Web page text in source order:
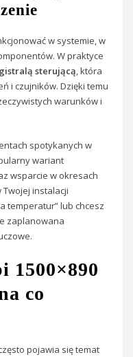
w systemie, w
W praktyce
sterującą , która
i czujników. Dzięki temu
warunków i
spotykanych w
wariant
wsparcie w okresach
instalacji
temperatur” lub chcesz
zaplanowana
1500×890
co
pojawia się temat